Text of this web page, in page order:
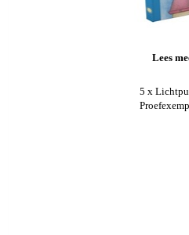
Lees
5 x